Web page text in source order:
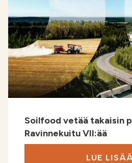
Soilfood vetää takaisin
Ravinnekuitu VII:ää
LUE